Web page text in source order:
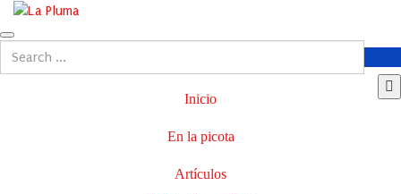
Inicio
En la picota
Artículos